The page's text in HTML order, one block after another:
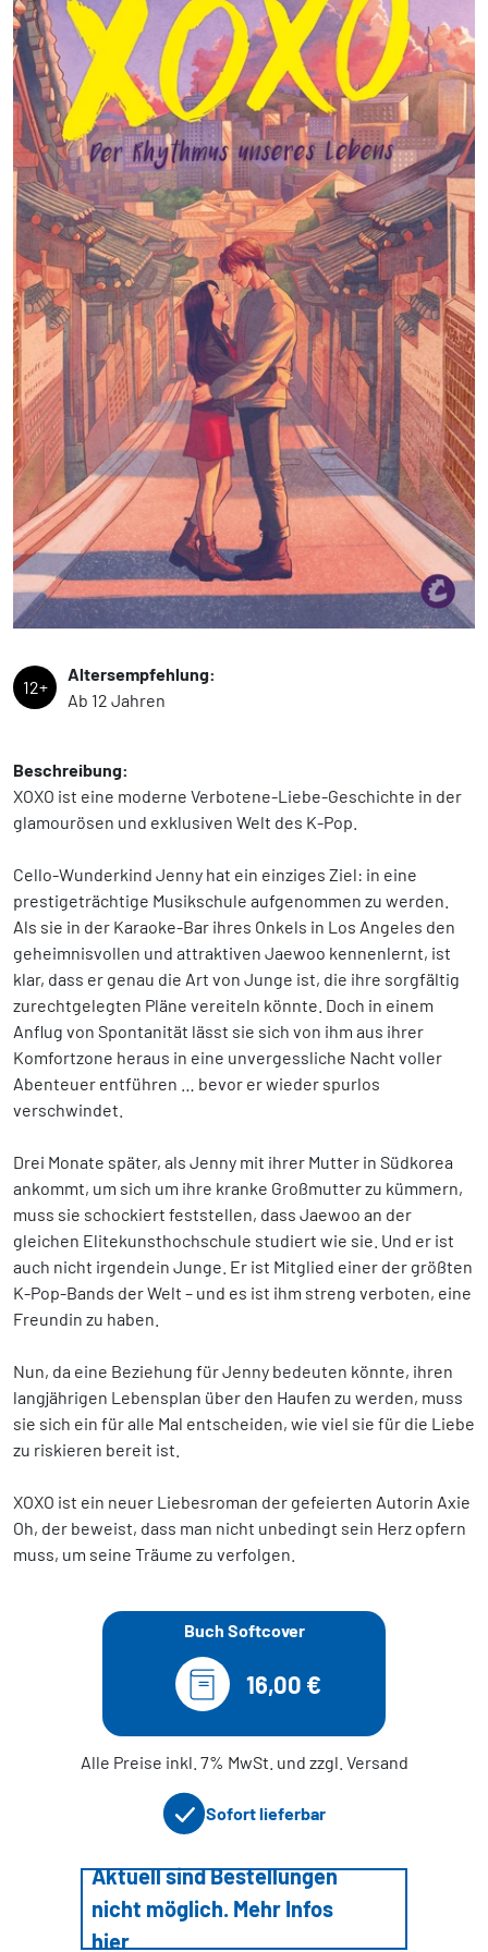
12+
Altersempfehlung:
Ab 12 Jahren
Beschreibung:
XOXO ist eine moderne Verbotene-Liebe-Geschichte in der
glamourösen und exklusiven Welt des K-Pop.
Cello-Wunderkind Jenny hat ein einziges Ziel: in eine
prestigeträchtige Musikschule aufgenommen zu werden.
Als sie in der Karaoke-Bar ihres Onkels in Los Angeles den
geheimnisvollen und attraktiven Jaewoo kennenlernt, ist
klar, dass er genau die Art von Junge ist, die ihre sorgfältig
zurechtgelegten Pläne vereiteln könnte. Doch in einem
Anflug von Spontanität lässt sie sich von ihm aus ihrer
Komfortzone heraus in eine unvergessliche Nacht voller
Abenteuer entführen … bevor er wieder spurlos
verschwindet.
Drei Monate später, als Jenny mit ihrer Mutter in Südkorea
ankommt, um sich um ihre kranke Großmutter zu kümmern,
muss sie schockiert feststellen, dass Jaewoo an der
gleichen Elitekunsthochschule studiert wie sie. Und er ist
auch nicht irgendein Junge. Er ist Mitglied einer der größten
K-Pop-Bands der Welt – und es ist ihm streng verboten, eine
Freundin zu haben.
Nun, da eine Beziehung für Jenny bedeuten könnte, ihren
langjährigen Lebensplan über den Haufen zu werden, muss
sie sich ein für alle Mal entscheiden, wie viel sie für die Liebe
zu riskieren bereit ist.
XOXO ist ein neuer Liebesroman der gefeierten Autorin Axie
Oh, der beweist, dass man nicht unbedingt sein Herz opfern
muss, um seine Träume zu verfolgen.
Buch Softcover
16,00 €
Alle Preise inkl. 7% MwSt. und zzgl. Versand
Sofort lieferbar
Aktuell sind Bestellungen
nicht möglich. Mehr Infos
hier